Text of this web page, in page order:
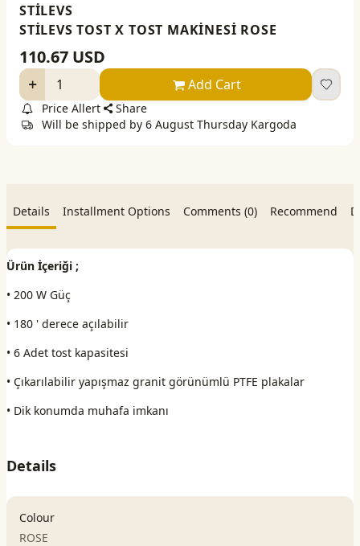
STİLEVS
STİLEVS TOST X TOST MAKİNESİ ROSE
110.67 USD
Add Cart
Price Allert
Share
Will be shipped by 6 August Thursday Kargoda
Details Installment Options Comments (0) Recommend
Ürün İçeriği ;
• 200 W Güç
• 180 ' derece açılabilir
• 6 Adet tost kapasitesi
• Çıkarılabilir yapışmaz granit görünümlü PTFE plakalar
• Dik konumda muhafa imkanı
Details
Colour
ROSE